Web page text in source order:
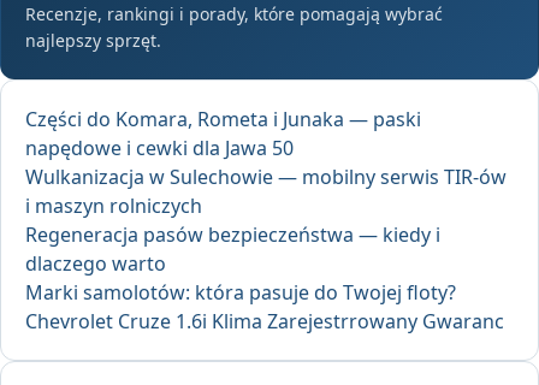
Recenzje, rankingi i porady, które pomagają wybrać
najlepszy sprzęt.
Części do Komara, Rometa i Junaka — paski
napędowe i cewki dla Jawa 50
Wulkanizacja w Sulechowie — mobilny serwis TIR-ów
i maszyn rolniczych
Regeneracja pasów bezpieczeństwa — kiedy i
dlaczego warto
Marki samolotów: która pasuje do Twojej floty?
Chevrolet Cruze 1.6i Klima Zarejestrrowany Gwaranc